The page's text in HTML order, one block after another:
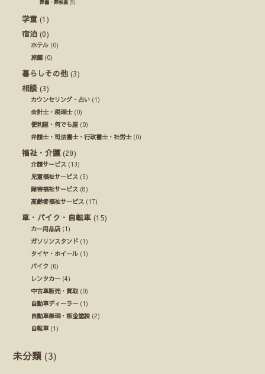
葬儀・葬祭業 (9)
学童 (1)
宿泊 (0)
ホテル (0)
旅館 (0)
暮らしその他 (3)
相談 (3)
カウンセリング・占い (1)
会計士・税理士(0)
便利屋・何でも屋 (0)
弁護士・司法書士・行政書士・社労士(0)
福祉・介護(29)
介護サービス (13)
児童福祉サービス (3)
障害福祉サービス (8)
高齢者福祉サービス (17)
車・バイク・自転車 (15)
カー用品店 (1)
ガソリンスタンド (1)
タイヤ・ホイール (1)
バイク (6)
レンタカー (4)
中古車販売・買取 (0)
自動車ディーラー (1)
自動車修理・板金塗装 (2)
自転車(1)
未分類 (3)